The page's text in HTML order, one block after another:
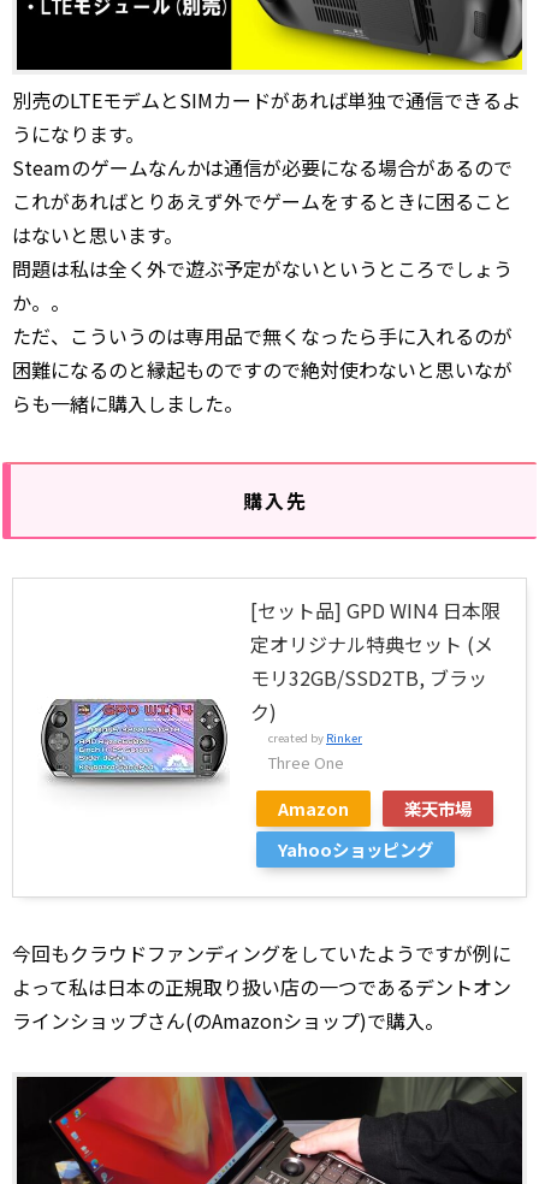
別売のLTEモデムとSIMカードがあれば単独で通信できるよ
うになります。
Steamのゲームなんかは通信が必要になる場合があるので
これがあればとりあえず外でゲームをするときに困ること
はないと思います。
問題は私は全く外で遊ぶ予定がないというところでしょう
か。。
ただ、こういうのは専用品で無くなったら手に入れるのが
困難になるのと縁起ものですので絶対使わないと思いなが
らも一緒に購入しました。
購入先
[セット品] GPD WIN4 日本限
定オリジナル特典セット (メ
モリ32GB/SSD2TB, ブラッ
ク)
created by Rinker
Three One
Amazon
楽天市場
Yahooショッピング
今回もクラウドファンディングをしていたようですが例に
よって私は日本の正規取り扱い店の一つであるデントオン
ラインショップさん(のAmazonショップ)で購入。